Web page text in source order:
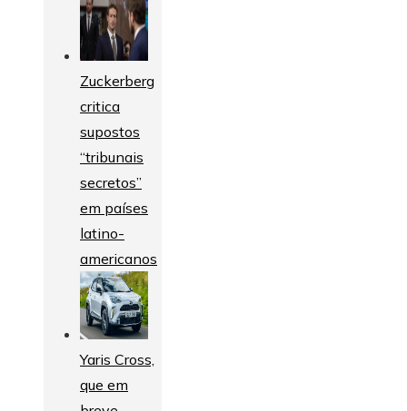
Zuckerberg
critica
supostos
“tribunais
secretos”
em países
latino-
americanos
Yaris Cross,
que em